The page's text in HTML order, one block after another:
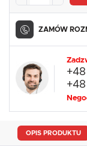
ZAMÓW
+48
+48
OPIS PRODUKTU